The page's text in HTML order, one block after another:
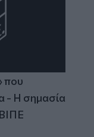
που
- Η σημασία